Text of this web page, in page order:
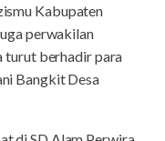
Kabupaten
perwakilan
turut berhadir para
Bangkit Desa